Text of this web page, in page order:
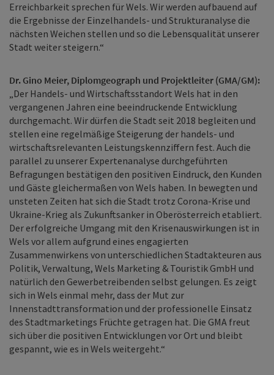
Erreichbarkeit sprechen für Wels. Wir werden aufbauend auf
die Ergebnisse der Einzelhandels- und Strukturanalyse die
nächsten Weichen stellen und so die Lebensqualität unserer
Stadt weiter steigern.“
Dr. Gino Meier, Diplomgeograph und Projektleiter (GMA/GM):
„Der Handels- und Wirtschaftsstandort Wels hat in den
vergangenen Jahren eine beeindruckende Entwicklung
durchgemacht. Wir dürfen die Stadt seit 2018 begleiten und
stellen eine regelmäßige Steigerung der handels- und
wirtschaftsrelevanten Leistungskennziffern fest. Auch die
parallel zu unserer Expertenanalyse durchgeführten
Befragungen bestätigen den positiven Eindruck, den Kunden
und Gäste gleichermaßen von Wels haben. In bewegten und
unsteten Zeiten hat sich die Stadt trotz Corona-Krise und
Ukraine-Krieg als Zukunftsanker in Oberösterreich etabliert.
Der erfolgreiche Umgang mit den Krisenauswirkungen ist in
Wels vor allem aufgrund eines engagierten
Zusammenwirkens von unterschiedlichen Stadtakteuren aus
Politik, Verwaltung, Wels Marketing & Touristik GmbH und
natürlich den Gewerbetreibenden selbst gelungen. Es zeigt
sich in Wels einmal mehr, dass der Mut zur
Innenstadttransformation und der professionelle Einsatz
des Stadtmarketings Früchte getragen hat. Die GMA freut
sich über die positiven Entwicklungen vor Ort und bleibt
gespannt, wie es in Wels weitergeht.“